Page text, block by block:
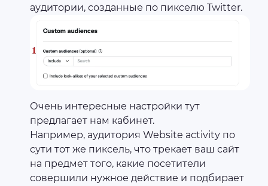
аудитории, созданные по пикселю Twitter.
Очень интересные настройки тут
предлагает нам кабинет.
Например, аудитория Website activity по
сути тот же пиксель, что трекает ваш сайт
на предмет того, какие посетители
совершили нужное действие и подбирает